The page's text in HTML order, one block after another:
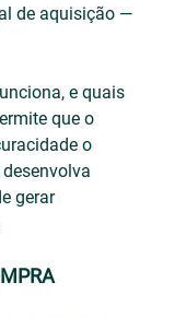
de aquisição —
e quais
que o
o
gerar